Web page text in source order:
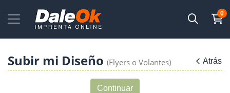
0
Subir mi Diseño (Flyers o Volantes) Atrás
Continuar